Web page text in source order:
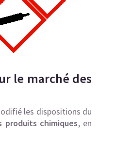
le marché des
les dispositions du
produits chimiques, en